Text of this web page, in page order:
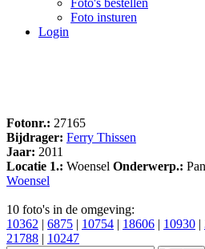
Foto's bestellen
Foto insturen
Login
Fotonr.: 27165
Bijdrager: Ferry Thissen
Jaar: 2011
Locatie 1.: Woensel Onderwerp.:
Woensel
10 foto's in de omgeving:
10362 | 6875 | 10754 | 18606 | 10930 |
21788 | 10247